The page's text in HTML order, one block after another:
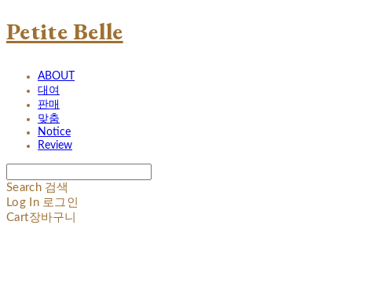
Petite Belle
ABOUT
대여
판매
맞춤
Notice
Review
Search 검색
Log In 로그인
Cart장바구니